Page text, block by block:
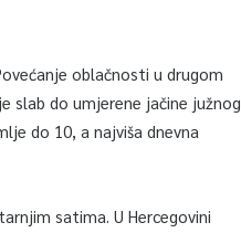
oblačnosti u drugom
slab do umjerene jačine južnog
do 10, a najviša dnevna
satima. U Hercegovini